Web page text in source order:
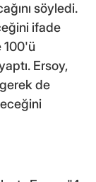
söyledi.
ifade
100'ü
Ersoy,
de